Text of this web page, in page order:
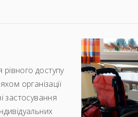
доступу
організації
застосування